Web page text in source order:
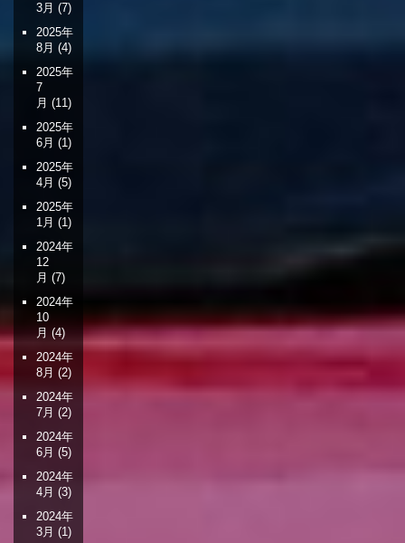
3月 (7)
2025年
8月 (4)
2025年
7
月 (11)
2025年
6月 (1)
2025年
4月 (5)
2025年
1月 (1)
2024年
12
月 (7)
2024年
10
月 (4)
2024年
8月 (2)
2024年
7月 (2)
2024年
6月 (5)
2024年
4月 (3)
2024年
3月 (1)